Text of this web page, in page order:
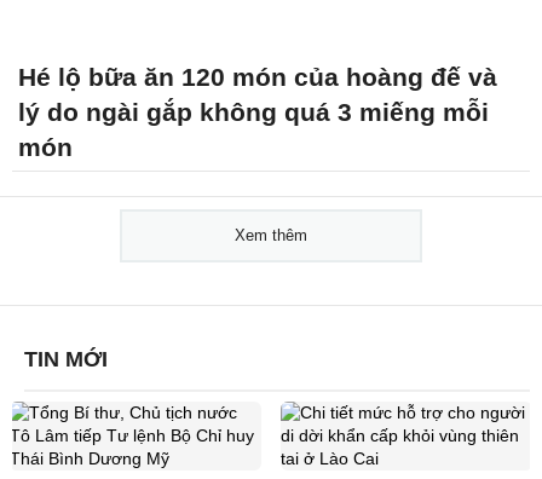
Hé lộ bữa ăn 120 món của hoàng đế và
lý do ngài gắp không quá 3 miếng mỗi
món
Xem thêm
TIN MỚI